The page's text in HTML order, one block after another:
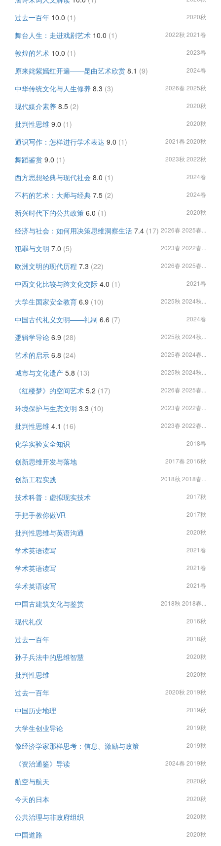
过去一百年 10.0 (1) 2020秋
舞台人生：走进戏剧艺术 10.0 (1) 2022秋 2021春
敦煌的艺术 10.0 (1) 2023春
原来姹紫嫣红开遍——昆曲艺术欣赏 8.1 (9) 2024春
中华传统文化与人生修养 8.3 (3) 2026春 2025秋
现代媒介素养 8.5 (2) 2020秋
批判性思维 9.0 (1) 2020秋
通识写作：怎样进行学术表达 9.0 (1) 2021春 2020秋
舞蹈鉴赏 9.0 (1) 2023秋 2022秋
西方思想经典与现代社会 8.0 (1) 2024春
不朽的艺术：大师与经典 7.5 (2) 2024春
新兴时代下的公共政策 6.0 (1) 2020秋
经济与社会：如何用决策思维洞察生活 7.4 (17) 2026春 2025春...
犯罪与文明 7.0 (5) 2023春 2022春...
欧洲文明的现代历程 7.3 (22) 2026春 2025春...
中西文化比较与跨文化交际 4.0 (1) 2021春
大学生国家安全教育 6.9 (10) 2025秋 2024秋...
中国古代礼义文明——礼制 6.6 (7) 2024春
逻辑学导论 6.9 (28) 2025秋 2024秋...
艺术的启示 6.8 (24) 2025春 2024春...
城市与文化遗产 5.8 (13) 2025秋 2024秋...
《红楼梦》的空间艺术 5.2 (17) 2026春 2025春...
环境保护与生态文明 3.3 (10) 2023春 2022春...
批判性思维 4.1 (16) 2023春 2022春...
化学实验安全知识 2018春
创新思维开发与落地 2017春 2016秋
创新工程实践 2018秋 2018春...
技术科普：虚拟现实技术 2017秋
手把手教你做VR 2017秋
批判性思维与英语沟通 2020秋
学术英语读写 2021春
学术英语读写 2021春
学术英语读写 2021春
中国古建筑文化与鉴赏 2018秋 2018春...
现代礼仪 2016秋
过去一百年 2018秋
孙子兵法中的思维智慧 2020秋
批判性思维 2020秋
过去一百年 2020秋 2019秋
中国历史地理 2019秋
大学生创业导论 2019秋
像经济学家那样思考：信息、激励与政策 2019秋
《资治通鉴》导读 2024春 2019秋
航空与航天 2020秋
今天的日本 2020秋
公共治理与非政府组织 2020秋
中国道路 2020秋